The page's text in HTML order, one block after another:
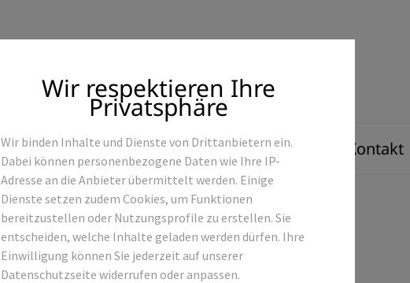
Produkte Referenzen Kontakt
MW-ELG-100-B
Wir respektieren Ihre
Privatsphäre
Wir binden Inhalte und Dienste von Drittanbietern ein.
Dabei können personenbezogene Daten wie Ihre IP-
Adresse an die Anbieter übermittelt werden. Einige
Dienste setzen zudem Cookies, um Funktionen
bereitzustellen oder Nutzungsprofile zu erstellen. Sie
entscheiden, welche Inhalte geladen werden dürfen. Ihre
Einwilligung können Sie jederzeit auf unserer
Datenschutzseite widerrufen oder anpassen.